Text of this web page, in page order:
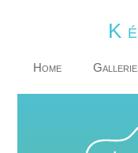
Home